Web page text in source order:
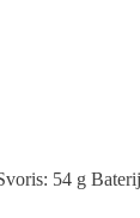
54 g